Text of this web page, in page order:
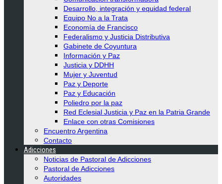
Desarrollo, integración y equidad federal
Equipo No a la Trata
Economía de Francisco
Federalismo y Justicia Distributiva
Gabinete de Coyuntura
Información y Paz
Justicia y DDHH
Mujer y Juventud
Paz y Deporte
Paz y Educación
Poliedro por la paz
Red Eclesial Justicia y Paz en la Patria Grande
Enlace con otras Comisiones
Encuentro Argentina
Contacto
Adicciones
Noticias de Pastoral de Adicciones
Pastoral de Adicciones
Autoridades